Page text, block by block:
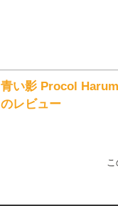
青い影 Procol
のレビュー